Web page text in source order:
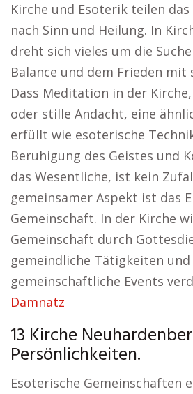
Kirche und Esoterik teilen das
nach Sinn und Heilung. In
dreht sich vieles um die
Balance und dem Frieden mit
Dass Meditation in der
oder stille Andacht, eine
erfüllt wie esoterische
Beruhigung des Geistes und
das Wesentliche, ist kein
gemeinsamer Aspekt ist das
Gemeinschaft. In der Kirche
Gemeinschaft durch
gemeindliche Tätigkeiten und
gemeinschaftliche Events
Damnatz
13 Kirche
Persönlichkeiten.
Esoterische Gemeinschaften